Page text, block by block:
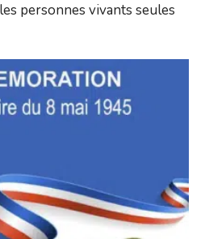
personnes vivants seules